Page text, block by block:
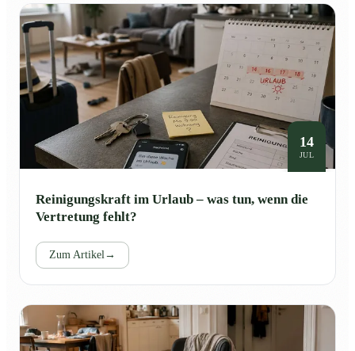
14
JUL
Reinigungskraft im Urlaub – was tun, wenn die
Vertretung fehlt?
Zum Artikel→